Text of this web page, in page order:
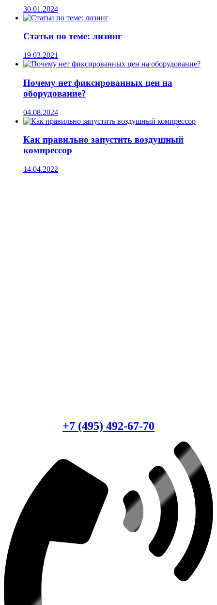
30.01.2024
Статьи по теме: лизинг
19.03.2021
Почему нет фиксированных цен на
оборудование?
04.08.2024
Как правильно запустить воздушный
компрессор
14.04.2022
+7 (495) 492-67-70